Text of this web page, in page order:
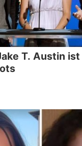
T. Austin ist